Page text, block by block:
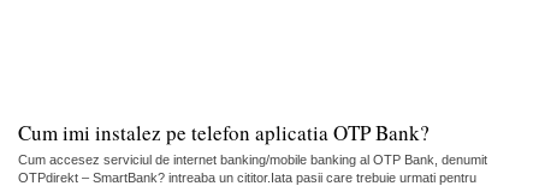
Cum imi instalez pe telefon aplicatia OTP Bank?
Cum accesez serviciul de internet banking/mobile banking al OTP Bank, denumit
OTPdirekt – SmartBank? intreaba un cititor.Iata pasii care trebuie urmati pentru